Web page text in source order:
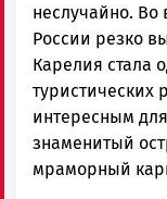
неслучайно. Во
России резко
Карелия стала
туристических
интересным
знаменитый
мраморный